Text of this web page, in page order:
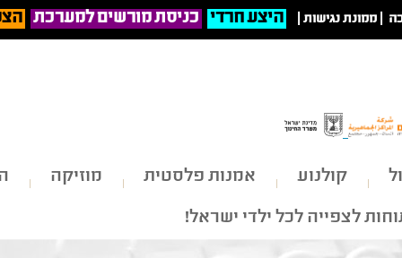
ממונת נגישות היצע חרדי כניסת מורשים למערכת
קולנוע אמנות פלסטית מוזיקה
לצפייה לכל ילדי ישראל!